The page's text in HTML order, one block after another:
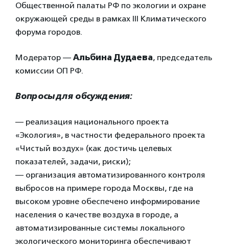
Общественной палаты РФ по экологии и охране
окружающей среды в рамках III Климатического
форума городов.
Модератор — Альбина Дудаева, председатель
комиссии ОП РФ.
Вопросы для обсуждения:
— реализация национального проекта
«Экология», в частности федерального проекта
«Чистый воздух» (как достичь целевых
показателей, задачи, риски);
— организация автоматизированного контроля
выбросов на примере города Москвы, где на
высоком уровне обеспечено информирование
населения о качестве воздуха в городе, а
автоматизированные системы локального
экологического мониторинга обеспечивают